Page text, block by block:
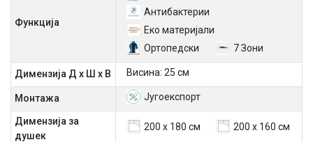
Функција
Антибактерии
Еко материјали
Ортопедски
7 Зони
Димензија Д х Ш х В Висина: 25 см
Mонтажа Југоекспорт
Димензија за
душек
200 x 180 см 200 x 160 см